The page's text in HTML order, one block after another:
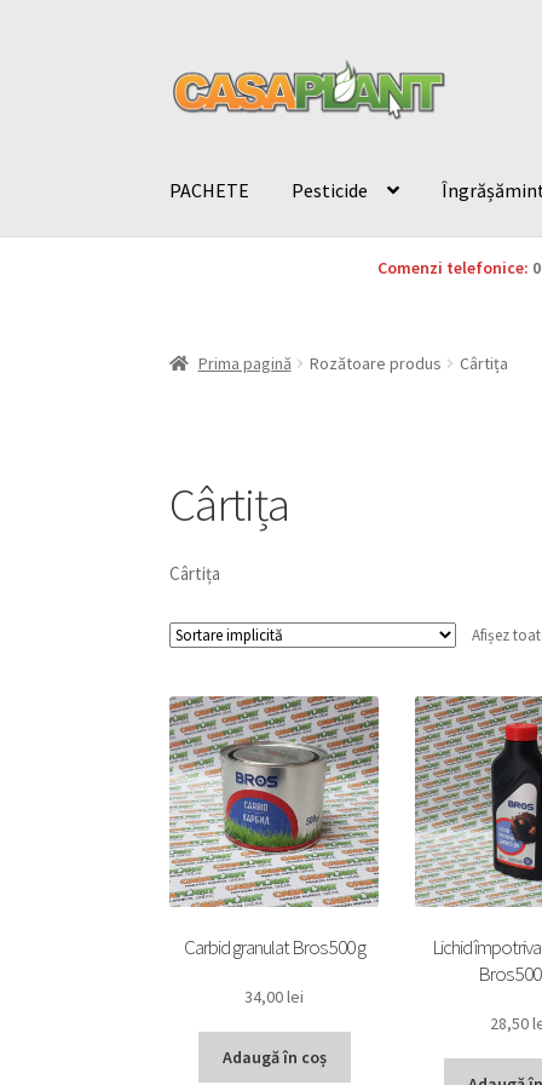
PACHETE Pesticide
Comenzi telefonice:
Prima pagină Rozătoare produs Cârtița
Cârtița
Cârtița
Afișez
Carbid granulat Bros 500 g
34,00lei
Adaugă în coș
Lichid
Bros
28,50